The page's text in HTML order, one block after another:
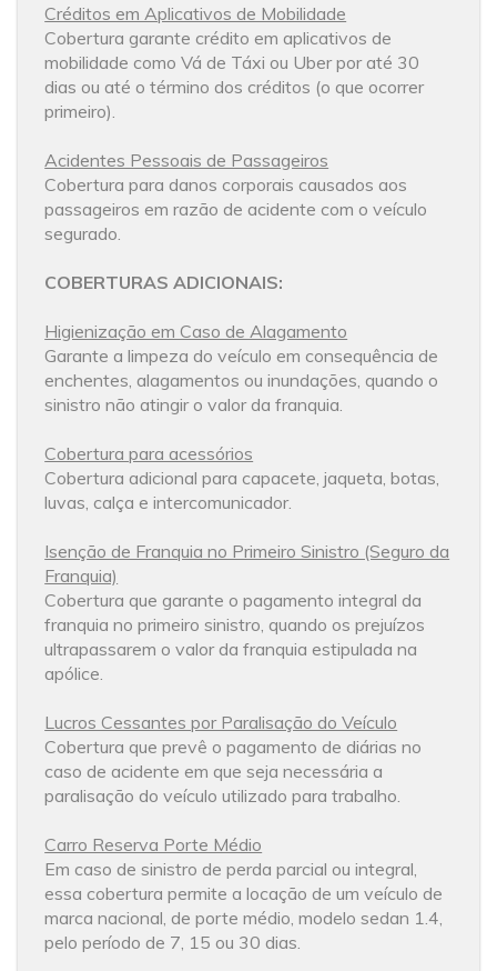
Créditos em Aplicativos de Mobilidade
Cobertura garante crédito em aplicativos de
mobilidade como Vá de Táxi ou Uber por até 30
dias ou até o término dos créditos (o que ocorrer
primeiro).
Acidentes Pessoais de Passageiros
Cobertura para danos corporais causados aos
passageiros em razão de acidente com o veículo
segurado.
COBERTURAS ADICIONAIS:
Higienização em Caso de Alagamento
Garante a limpeza do veículo em consequência de
enchentes, alagamentos ou inundações, quando o
sinistro não atingir o valor da franquia.
Cobertura para acessórios​
Cobertura adicional para capacete, jaqueta, botas,
luvas, calça e intercomunicador.
Isenção de Franquia no Primeiro Sinistro (Seguro da
Franquia)
Cobertura que garante o pagamento integral da
franquia no primeiro sinistro, quando os prejuízos
ultrapassarem o valor da franquia estipulada na
apólice.
Lucros Cessantes por Paralisação do Veículo
Cobertura que prevê o pagamento de diárias no
caso de acidente em que seja necessária a
paralisação do veículo utilizado para trabalho.
Carro Reserva Porte Médio
Em caso de sinistro de perda parcial ou integral,
essa cobertura permite a locação de um veículo de
marca nacional, de porte médio, modelo sedan 1.4,
pelo período de 7, 15 ou 30 dias.